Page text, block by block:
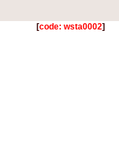
[code: wsta0002]